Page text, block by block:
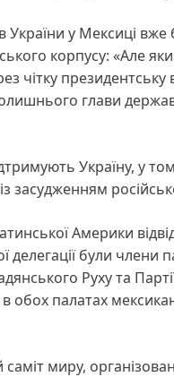
у Мексиці
корпусу: «Але
чітку президентську
глави
Україну, у
засудженням
Америки
делегації були
Руху та
палатах
миру,